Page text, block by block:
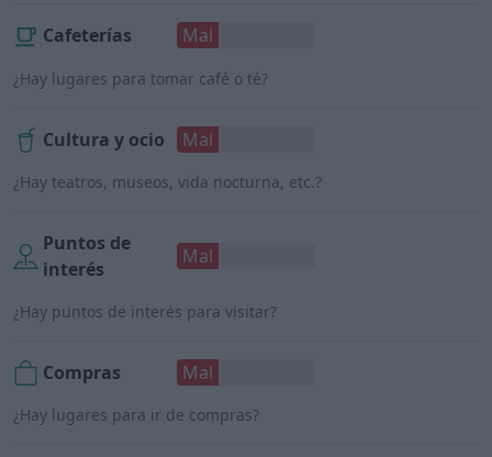
Cafeterías Mal
¿Hay lugares para tomar café o té?
Cultura y ocio Mal
¿Hay teatros, museos, vida nocturna, etc.?
Puntos de
interés
Mal
¿Hay puntos de interés para visitar?
Compras Mal
¿Hay lugares para ir de compras?